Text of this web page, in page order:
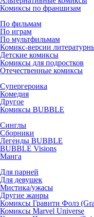
Комиксы по франшизам
По фильмам
По играм
По мультфильмам
Комикс-версии
Детские комиксы
Комиксы для подростков
Отечественные комиксы
Супергероика
Комедия
Другое
Комиксы BUBBLE
Синглы
Сборники
Легенды BUBBLE
BUBBLE Visions
Манга
Для парней
Для девушек
Мистика/ужасы
Другие жанры
Комиксы Гравити Фолз
Комиксы Marvel Universe